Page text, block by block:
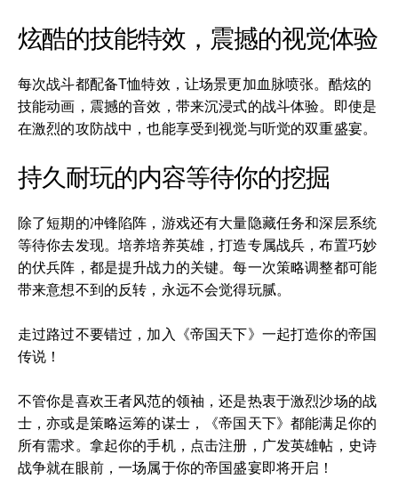
炫酷的技能特效，震撼的视觉体验
每次战斗都配备T恤特效，让场景更加血脉喷张。酷炫的
技能动画，震撼的音效，带来沉浸式的战斗体验。即使是
在激烈的攻防战中，也能享受到视觉与听觉的双重盛宴。
持久耐玩的内容等待你的挖掘
除了短期的冲锋陷阵，游戏还有大量隐藏任务和深层系统
等待你去发现。培养培养英雄，打造专属战兵，布置巧妙
的伏兵阵，都是提升战力的关键。每一次策略调整都可能
带来意想不到的反转，永远不会觉得玩腻。
走过路过不要错过，加入《帝国天下》一起打造你的帝国
传说！
不管你是喜欢王者风范的领袖，还是热衷于激烈沙场的战
士，亦或是策略运筹的谋士，《帝国天下》都能满足你的
所有需求。拿起你的手机，点击注册，广发英雄帖，史诗
战争就在眼前，一场属于你的帝国盛宴即将开启！